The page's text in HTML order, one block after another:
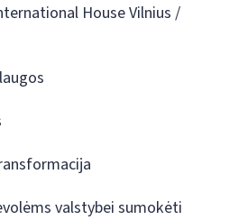
House Vilnius /
valstybei sumokėti